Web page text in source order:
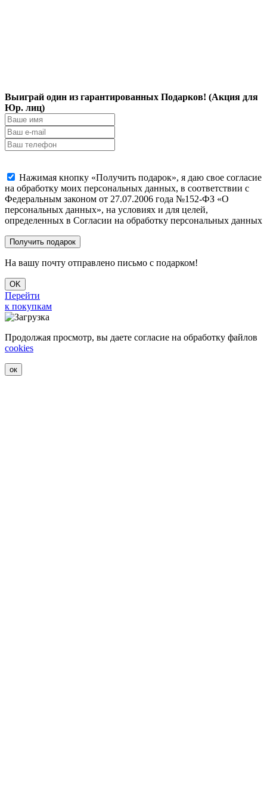
Выиграй один из гарантированных Подарков! (Акция для
Юр. лиц)
Нажимая кнопку «Получить подарок», я даю свое согласие
на обработку моих персональных данных, в соответствии с
Федеральным законом от 27.07.2006 года №152-ФЗ «О
персональных данных», на условиях и для целей,
определенных в Согласии на обработку персональных данных
На вашу почту отправлено письмо с подарком!
OK
Перейти
к покупкам
Продолжая просмотр, вы даете согласие на обработку файлов
cookies
ок